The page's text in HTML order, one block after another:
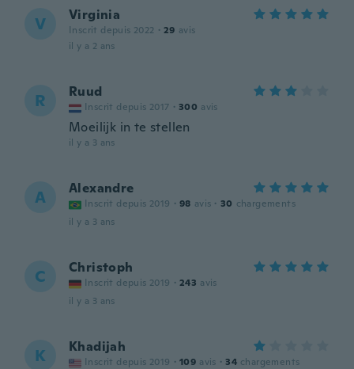
V Virginia
Inscrit depuis 2022 · 29 avis
il y a 2 ans
R Ruud
Inscrit depuis 2017 · 300 avis
Moeilijk in te stellen
il y a 3 ans
A Alexandre
Inscrit depuis 2019 · 98 avis · 30 chargements
il y a 3 ans
C Christoph
Inscrit depuis 2019 · 243 avis
il y a 3 ans
K Khadijah
Inscrit depuis 2019 · 109 avis · 34 chargements